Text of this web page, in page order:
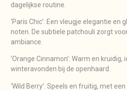
dagelijkse routine.
‘Paris Chic’: Een vleugje elegantie
noten. De subtiele patchouli zorgt
ambiance.
‘Orange Cinnamon’: Warm en kruidig,
winteravonden bij de openhaard.
‘Wild Berry’: Speels en fruitig, met